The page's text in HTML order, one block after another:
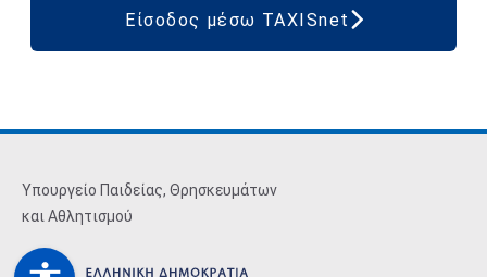
Είσοδος μέσω TAXISnet
Υπουργείο Παιδείας, Θρησκευμάτων
και Αθλητισμού